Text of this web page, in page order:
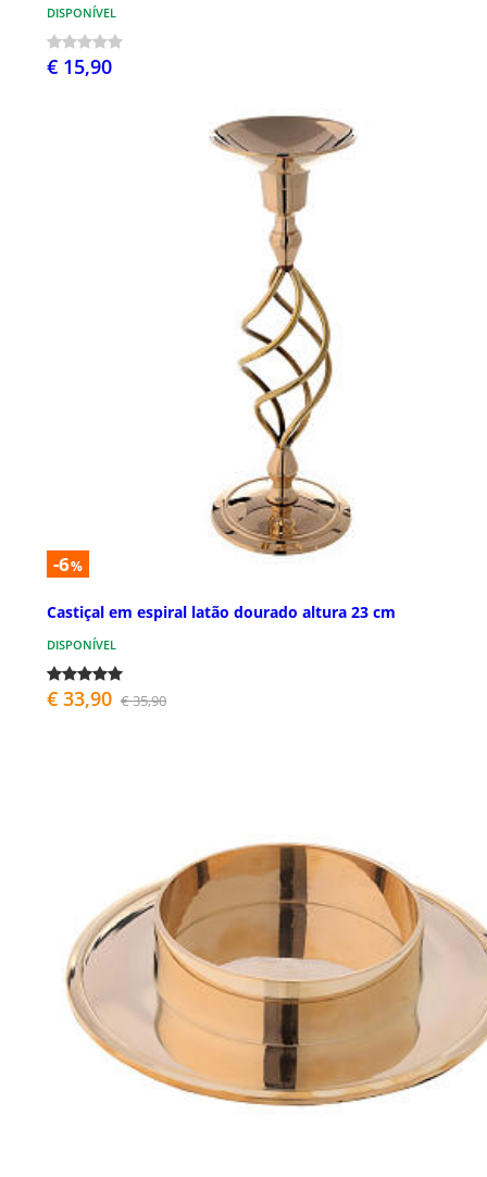
DISPONÍVEL
€ 15,90
-6%
Castiçal em espiral latão dourado altura 23 cm
DISPONÍVEL
€ 33,90 € 35,90